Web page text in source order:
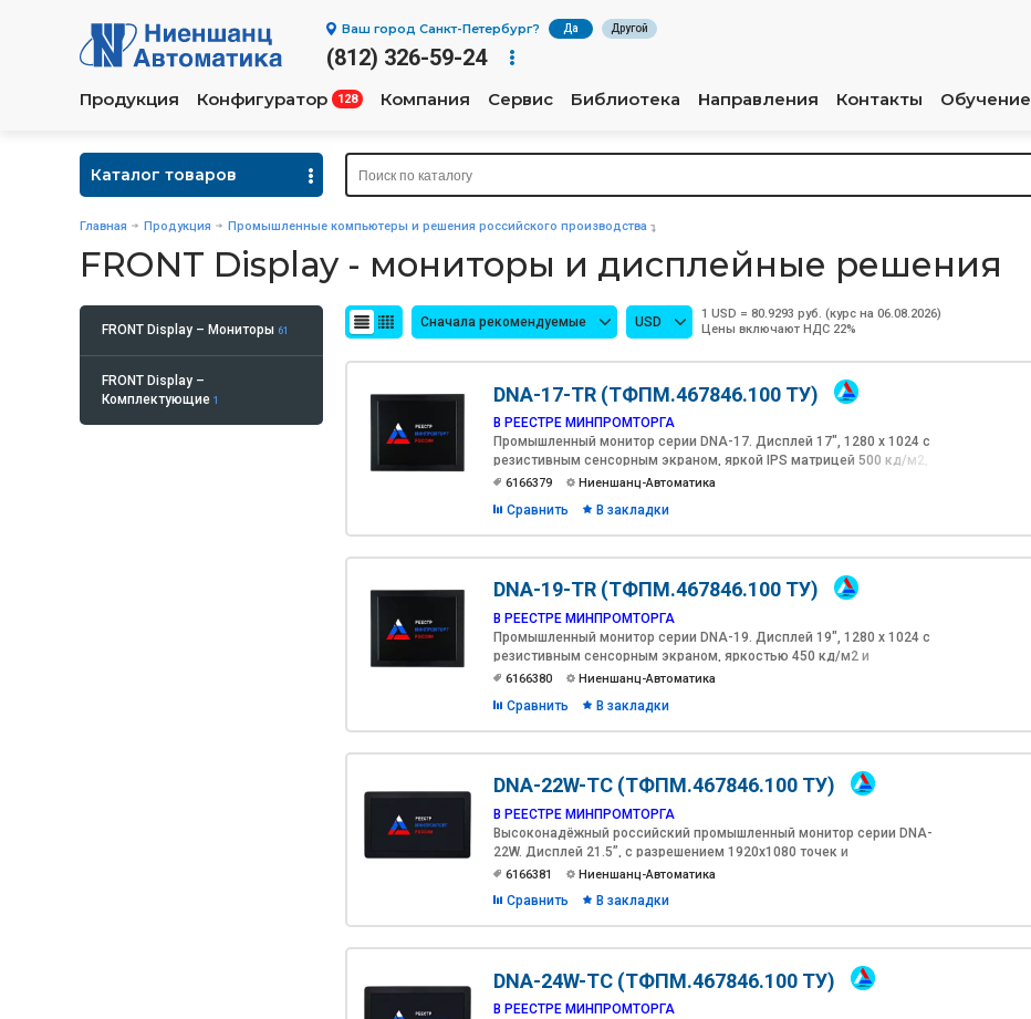
Ваш город Санкт-Петербург? Да Другой
(812) 326-59-24
Продукция Конфигуратор 128 Компания Сервис Библиотека Направления Контакты Обучение
Каталог товаров
Главная Продукция Промышленные компьютеры и решения российского производства
FRONT Display - мониторы и дисплейные решения
FRONT Display – Мониторы 61
FRONT Display –
Комплектующие 1
Сначала рекомендуемые USD
1 USD = 80.9293 руб. (курс на 06.08.2026)
Цены включают НДС 22%
DNA-17-TR (ТФПМ.467846.100 ТУ)
В РЕЕСТРЕ МИНПРОМТОРГА
Промышленный монитор серии DNA-17. Дисплей 17", 1280 х 1024 с
резистивным сенсорным экраном, яркой IPS матрицей 500 кд/м2,
контрастностью 1000:1 и антибликовым покрытием
6166379 Ниеншанц-Автоматика
Сравнить В закладки
DNA-19-TR (ТФПМ.467846.100 ТУ)
В РЕЕСТРЕ МИНПРОМТОРГА
Промышленный монитор серии DNA-19. Дисплей 19", 1280 х 1024 с
резистивным сенсорным экраном, яркостью 450 кд/м2 и
антибликовым покрытием.
6166380 Ниеншанц-Автоматика
Сравнить В закладки
DNA-22W-TC (ТФПМ.467846.100 ТУ)
В РЕЕСТРЕ МИНПРОМТОРГА
Высоконадёжный российский промышленный монитор серии DNA-
22W. Дисплей 21.5”, с разрешением 1920х1080 точек и
проекционно-емкостным сенсорным экраном, яркостью 500 кд/
6166381 Ниеншанц-Автоматика
Сравнить В закладки
DNA-24W-TC (ТФПМ.467846.100 ТУ)
В РЕЕСТРЕ МИНПРОМТОРГА